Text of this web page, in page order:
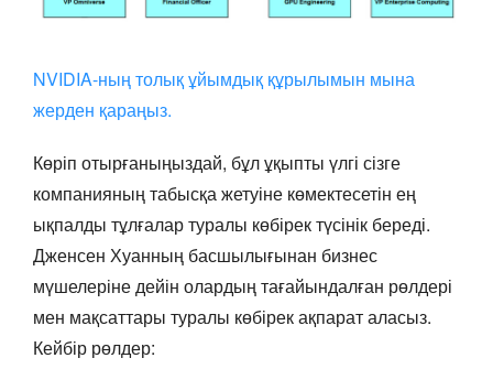
NVIDIA-ның толық ұйымдық құрылымын мына
жерден қараңыз.
Көріп отырғаныңыздай, бұл ұқыпты үлгі сізге
компанияның табысқа жетуіне көмектесетін ең
ықпалды тұлғалар туралы көбірек түсінік береді.
Дженсен Хуанның басшылығынан бизнес
мүшелеріне дейін олардың тағайындалған рөлдері
мен мақсаттары туралы көбірек ақпарат аласыз.
Кейбір рөлдер: